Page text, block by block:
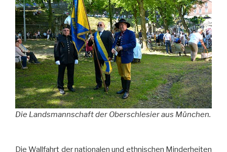
Die Landsmannschaft der Oberschlesier aus München.
Die Wallfahrt der nationalen und ethnischen Minderheiten